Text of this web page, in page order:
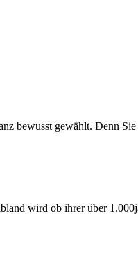
bewusst gewählt. Denn
wird ob ihrer über